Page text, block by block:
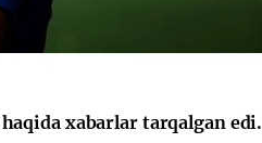
xabarlar tarqalgan edi.